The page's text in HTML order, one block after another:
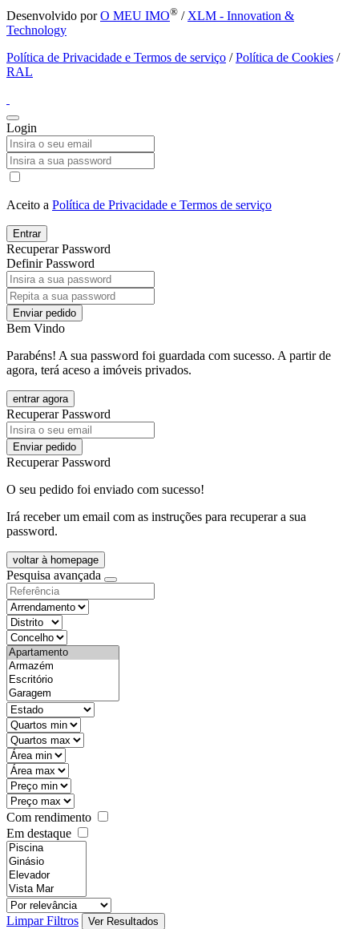
Desenvolvido porO MEU IMO® / XLM - Innovation &
Technology
Política de Privacidade e Termos de serviço /Política de Cookies /
RAL
Login
Aceito a Política de Privacidade e Termos de serviço
Entrar
Recuperar Password
Definir Password
Enviar pedido
Bem Vindo
Parabéns! A sua password foi guardada com sucesso. A partir de
agora, terá aceso a imóveis privados.
entrar agora
Recuperar Password
Enviar pedido
Recuperar Password
O seu pedido foi enviado com sucesso!
Irá receber um email com as instruções para recuperar a sua
password.
voltar à homepage
Pesquisa avançada
Com rendimento
Em destaque
Limpar Filtros Ver Resultados